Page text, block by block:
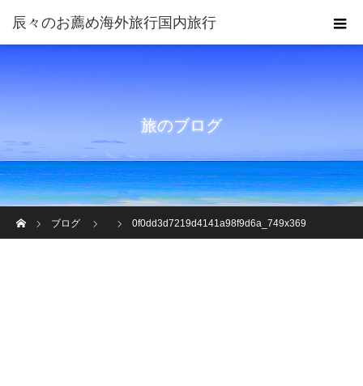
旅のブログ
ブログ
0f0dd3d7219d4141a98f9d6a_749x369